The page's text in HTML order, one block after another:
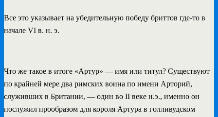
Все это указывает на убедительную победу бриттов где-то в
начале VI в. н. э.
Что же такое в итоге «Артур» — имя или титул? Существуют
по крайней мере два римских воина по имени Арторий,
служивших в Британии, — один во II веке н.э., именно он
послужил прообразом для короля Артура в голливудском